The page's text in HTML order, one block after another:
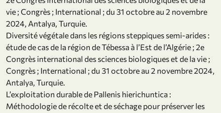
vie ; Congrès ; International ; du 31 octobre au 2 novembre
2024, Antalya, Turquie.
Diversité végétale dans les régions steppiques semi-arides :
étude de cas de la région de Tébessa à l’Est de l’Algérie ; 2e
Congrès international des sciences biologiques et de la vie ;
Congrès ; International ; du 31 octobre au 2 novembre 2024,
Antalya, Turquie.
L’exploitation durable de Pallenis hierichuntica :
Méthodologie de récolte et de séchage pour préserver les